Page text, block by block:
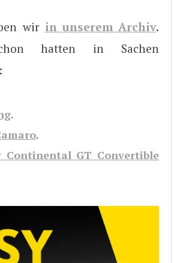
wir in unserem Archiv.
hatten in Sachen
.
.
Continental GT Convertible